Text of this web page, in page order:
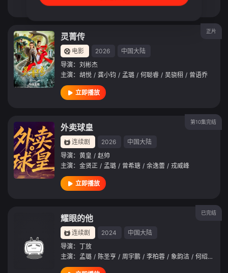
正片
灵菁传
电影 2026
中国大陆
导演： 刘彬杰
主演： 胡悦 / 龚小钧 / 孟璐 / 何聪睿 / 吴骁栩 / 曾语乔
立即播放
第10集完结
外卖球皇
连续剧 2026
中国大陆
导演： 黄皇 / 赵帅
主演： 金贤正 / 孟璐 / 曾希瑭 / 余逸蕾 / 戎威峰
立即播放
已完结
耀眼的他
连续剧 2024
中国大陆
导演： 丁放
主演： 孟璐 / 陈圣亨 / 周宇鹏 / 李柏蓉 / 象韵洁 / 何绍宏